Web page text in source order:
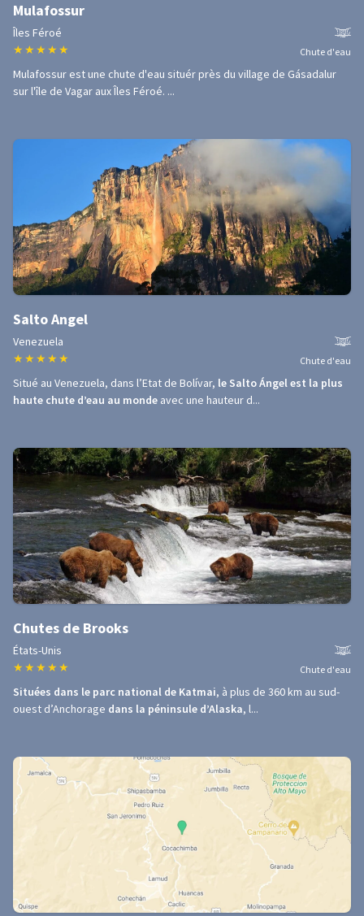
Mulafossur
Îles Féroé
★ ★ ★ ★ ★ Chute d'eau
Mulafossur est une chute d'eau situér près du village de Gásadalur
sur l'île de Vagar aux Îles Féroé. ...
Salto Angel
Venezuela
★ ★ ★ ★ ★ Chute d'eau
Situé au Venezuela, dans l’Etat de Bolívar, le Salto Ángel est la plus
haute chute d’eau au monde avec une hauteur d...
Chutes de Brooks
États-Unis
★ ★ ★ ★ ★ Chute d'eau
Situées dans le parc national de Katmai, à plus de 360 km au sud-
ouest d’Anchorage dans la péninsule d’Alaska, l...